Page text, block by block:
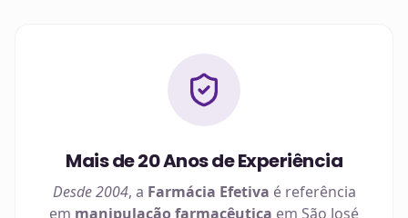
Mais de 20 Anos de Experiência
Desde 2004, a Farmácia Efetiva é referência
em manipulação farmacêutica em São José